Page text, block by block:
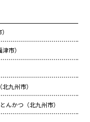
市）
九州市）
んかつ（北九州市）